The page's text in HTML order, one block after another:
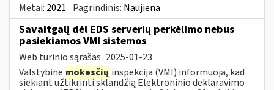
Metai: 2021 Pagrindinis: Naujiena
Savaitgalį dėl EDS serverių perkėlimo nebus
pasiekiamos VMI sistemos
Web turinio sąrašas 2025-01-23
Valstybinė mokesčių inspekcija (VMI) informuoja, kad
siekiant užtikrinti sklandžią Elektroninio deklaravimo